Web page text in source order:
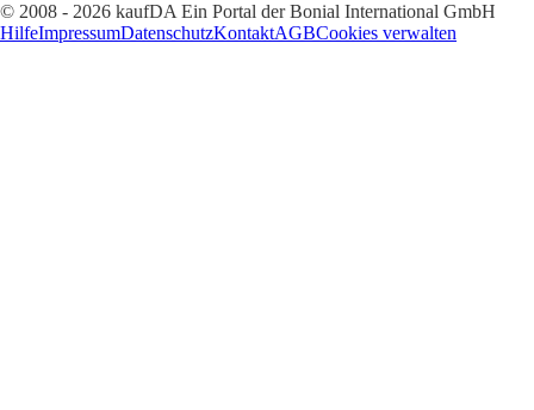
© 2008 - 2026 kaufDA Ein Portal der Bonial International GmbH
HilfeImpressumDatenschutzKontaktAGBCookies verwalten